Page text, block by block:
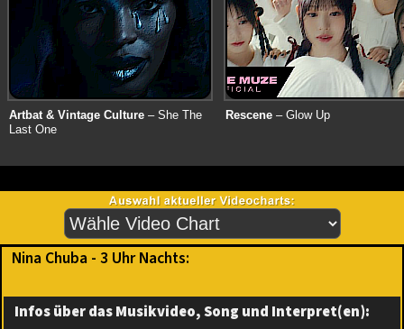
Artbat & Vintage Culture – She The
Last One
Rescene – Glow Up
Nina Chuba - 3 Uhr Nachts:
Infos über das Musikvideo, Song und Interpret(en):